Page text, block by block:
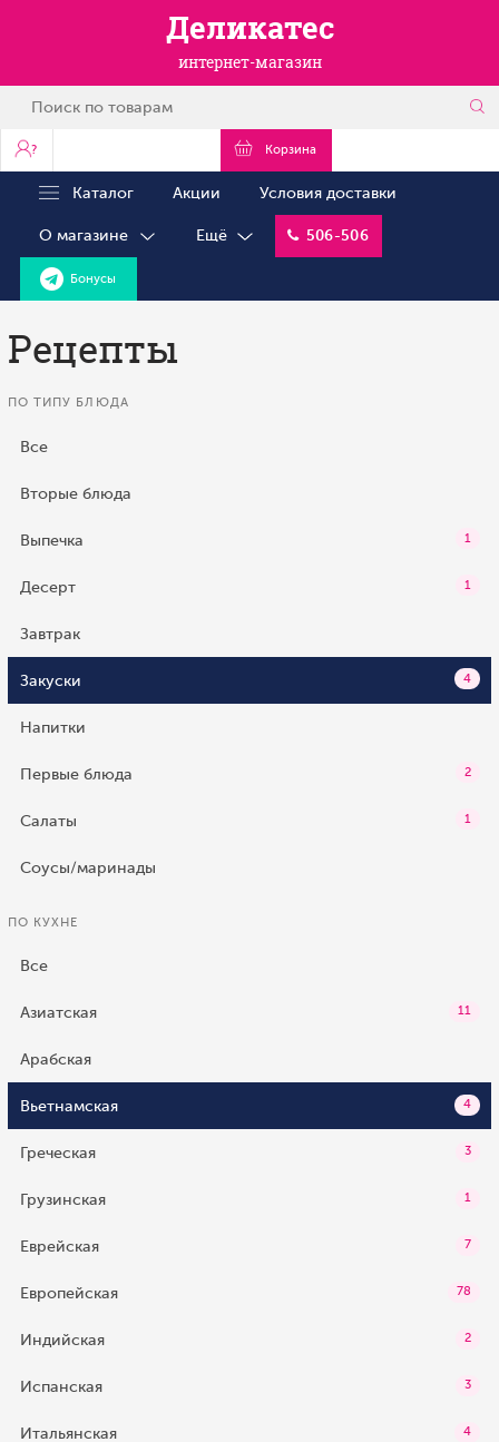
Деликатес
интернет-магазин
? Корзина
Каталог Акции Условия доставки
О магазине Ещё 506-506
Бонусы
Рецепты
ПО ТИПУ БЛЮДА
Все
Вторые блюда
Выпечка 1
Десерт 1
Завтрак
Закуски 4
Напитки
Первые блюда 2
Салаты 1
Соусы/маринады
ПО КУХНЕ
Все
Азиатская 11
Арабская
Вьетнамская 4
Греческая 3
Грузинская 1
Еврейская 7
Европейская 78
Индийская 2
Испанская 3
Итальянская 4